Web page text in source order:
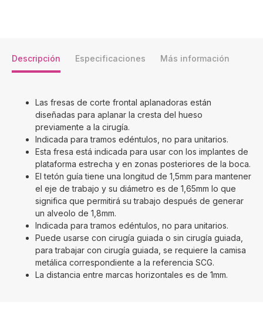
Descripción Especificaciones Más información
Las fresas de corte frontal aplanadoras están
diseñadas para aplanar la cresta del hueso
previamente a la cirugía.
Indicada para tramos edéntulos, no para unitarios.
Esta fresa está indicada para usar con los implantes de
plataforma estrecha y en zonas posteriores de la boca.
El tetón guía tiene una longitud de 1,5mm para mantener
el eje de trabajo y su diámetro es de 1,65mm lo que
significa que permitirá su trabajo después de generar
un alveolo de 1,8mm.
Indicada para tramos edéntulos, no para unitarios.
Puede usarse con cirugía guiada o sin cirugía guiada,
para trabajar con cirugía guiada, se requiere la camisa
metálica correspondiente a la referencia SCG.
La distancia entre marcas horizontales es de 1mm.